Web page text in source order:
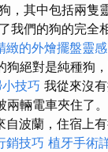
，其中包括兩隻
我們的狗的完全
緻的外燴擺盤靈感
絕對是純種狗
技巧 我從來沒
兩輛電車夾住了
波蘭，住宿上
銷技巧 植牙手術